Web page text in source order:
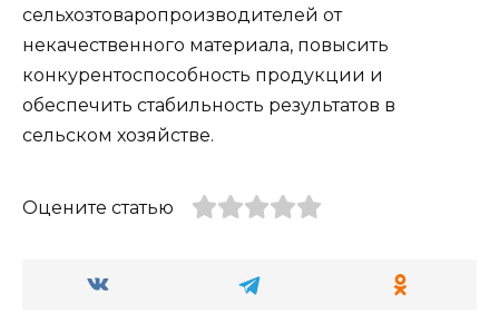
сельхозтоваропроизводителей от
некачественного материала, повысить
конкурентоспособность продукции и
обеспечить стабильность результатов в
сельском хозяйстве.
Оцените статью